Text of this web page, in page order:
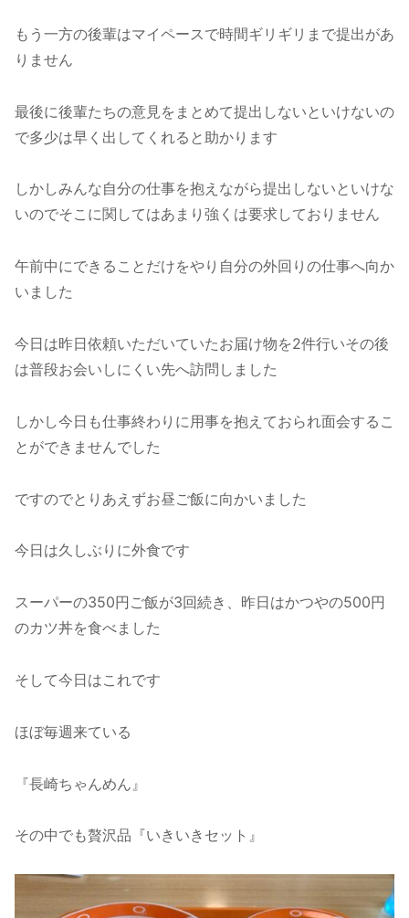
もう一方の後輩はマイペースで時間ギリギリまで提出があ
りません
最後に後輩たちの意見をまとめて提出しないといけないの
で多少は早く出してくれると助かります
しかしみんな自分の仕事を抱えながら提出しないといけな
いのでそこに関してはあまり強くは要求しておりません
午前中にできることだけをやり自分の外回りの仕事へ向か
いました
今日は昨日依頼いただいていたお届け物を2件行いその後
は普段お会いしにくい先へ訪問しました
しかし今日も仕事終わりに用事を抱えておられ面会するこ
とができませんでした
ですのでとりあえずお昼ご飯に向かいました
今日は久しぶりに外食です
スーパーの350円ご飯が3回続き、昨日はかつやの500円
のカツ丼を食べました
そして今日はこれです
ほぼ毎週来ている
『長崎ちゃんめん』
その中でも贅沢品『いきいきセット』